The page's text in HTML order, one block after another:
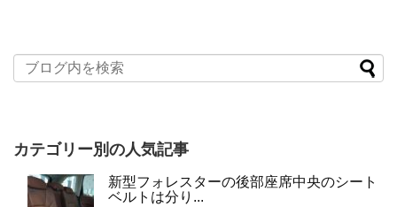
カテゴリー別の人気記事
新型フォレスターの後部座席中央のシート
ベルトは分り...